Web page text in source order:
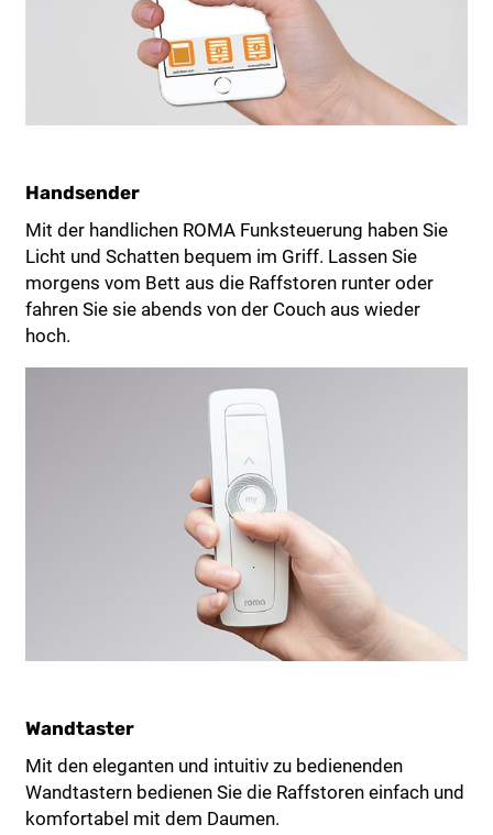
Handsender
Mit der handlichen ROMA Funksteuerung haben Sie
Licht und Schatten bequem im Griff. Lassen Sie
morgens vom Bett aus die Raffstoren runter oder
fahren Sie sie abends von der Couch aus wieder
hoch.
Wandtaster
Mit den eleganten und intuitiv zu bedienenden
Wandtastern bedienen Sie die Raffstoren einfach und
komfortabel mit dem Daumen.